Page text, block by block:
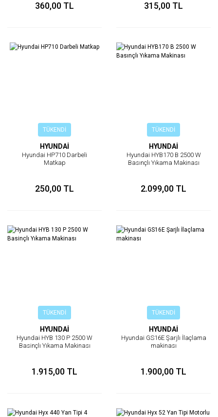
360,00 TL 315,00 TL
TÜKENDİ
HYUNDAİ
Hyundai HP710 Darbeli
Matkap
250,00 TL
TÜKENDİ
HYUNDAİ
Hyundai HYB170 B 2500 W
Basınçlı Yıkama Makinası
2.099,00 TL
TÜKENDİ
HYUNDAİ
Hyundai HYB 130 P 2500 W
Basinçlı Yıkama Makinası
1.915,00 TL
TÜKENDİ
HYUNDAİ
Hyundai GS16E Şarjlı İlaçlama
makinası
1.900,00 TL